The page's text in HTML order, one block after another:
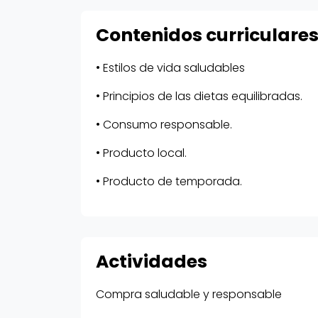
Contenidos
• Estilos de vida saludables
• Principios de las dietas equilibradas.
• Consumo responsable.
• Producto local.
• Producto de temporada.
Actividades
Compra saludable y responsable